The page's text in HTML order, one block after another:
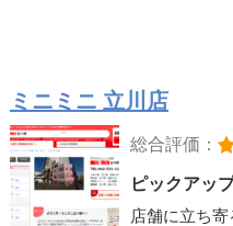
ミニミニ 立川店
総合評価：
ピックアッ
店舗に立ち